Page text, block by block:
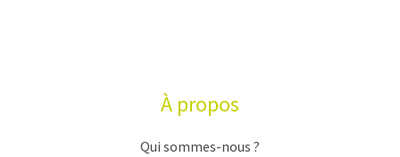
À propos
Qui sommes-nous ?